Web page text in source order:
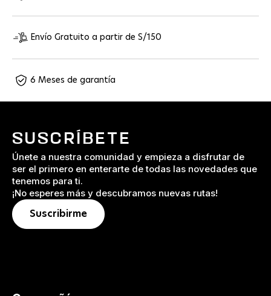
Envío Gratuito a partir de S/150
6 Meses de garantía
SUSCRÍBETE
Únete a nuestra comunidad y empieza a disfrutar de
ser el primero en enterarte de todas las novedades que
tenemos para ti.
¡No esperes más y descubramos nuevas rutas!
Suscribirme